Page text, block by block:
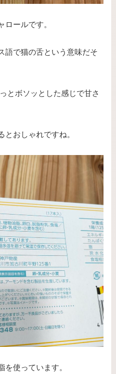
ロールです。
語で猫の舌という意味だそ
とボソッとした感じで甘さ
とおしゃれですね。
を使っています。